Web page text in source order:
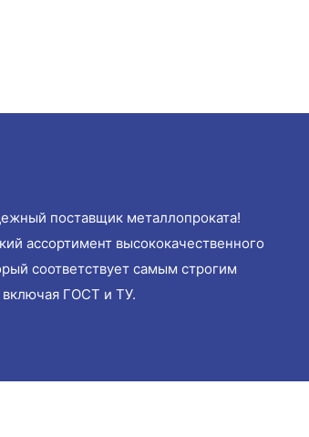
поставщик металлопроката!
ассортимент высококачественного
соответствует самым строгим
включая ГОСТ и ТУ.